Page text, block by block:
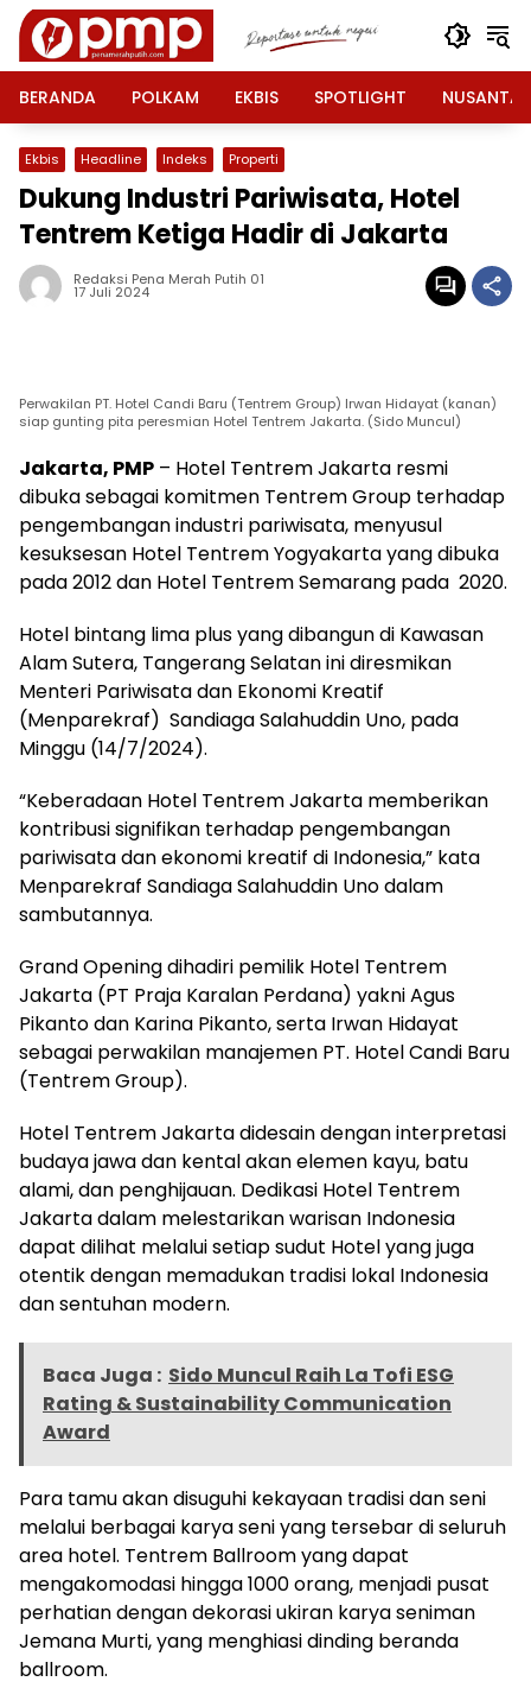
Langsung
konten
BERANDA
POLKAM EKBIS SPOTLIGHT
Ekbis Headline Indeks Properti
Dukung Industri Pariwisata, Hotel
Tentrem Ketiga Hadir di Jakarta
Redaksi Pena Merah Putih 01
17 Juli 2024
Perwakilan PT. Hotel Candi Baru (Tentrem Group) Irwan Hidayat (kanan)
siap gunting pita peresmian Hotel Tentrem Jakarta. (Sido Muncul)
Jakarta, PMP – Hotel Tentrem Jakarta resmi
dibuka sebagai komitmen Tentrem Group terhadap
pengembangan industri pariwisata, menyusul
kesuksesan Hotel Tentrem Yogyakarta yang dibuka
pada 2012 dan Hotel Tentrem Semarang pada 2020.
Hotel bintang lima plus yang dibangun di Kawasan
Alam Sutera, Tangerang Selatan ini diresmikan
Menteri Pariwisata dan Ekonomi Kreatif
(Menparekraf) Sandiaga Salahuddin Uno, pada
Minggu (14/7/2024).
“Keberadaan Hotel Tentrem Jakarta memberikan
kontribusi signifikan terhadap pengembangan
pariwisata dan ekonomi kreatif di Indonesia,” kata
Menparekraf Sandiaga Salahuddin Uno dalam
sambutannya.
Grand Opening dihadiri pemilik Hotel Tentrem
Jakarta (PT Praja Karalan Perdana) yakni Agus
Pikanto dan Karina Pikanto, serta Irwan Hidayat
sebagai perwakilan manajemen PT. Hotel Candi Baru
(Tentrem Group).
Hotel Tentrem Jakarta didesain dengan interpretasi
budaya jawa dan kental akan elemen kayu, batu
alami, dan penghijauan. Dedikasi Hotel Tentrem
Jakarta dalam melestarikan warisan Indonesia
dapat dilihat melalui setiap sudut Hotel yang juga
otentik dengan memadukan tradisi lokal Indonesia
dan sentuhan modern.
Baca Juga : Sido Muncul Raih La Tofi ESG
Rating & Sustainability Communication
Award
Para tamu akan disuguhi kekayaan tradisi dan seni
melalui berbagai karya seni yang tersebar di seluruh
area hotel. Tentrem Ballroom yang dapat
mengakomodasi hingga 1000 orang, menjadi pusat
perhatian dengan dekorasi ukiran karya seniman
Jemana Murti, yang menghiasi dinding beranda
ballroom.